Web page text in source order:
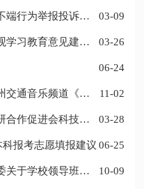
03-09
03-26
06-24
11-02
03-28
报考志愿填报建议 06-25
10-09